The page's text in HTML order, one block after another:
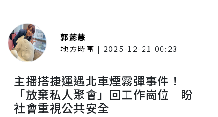
郭懿慧
地方時事 | 2025-12-21 00:23
主播搭捷運遇北車煙霧彈事件！
「放棄私人聚會」回工作崗位 盼
社會重視公共安全